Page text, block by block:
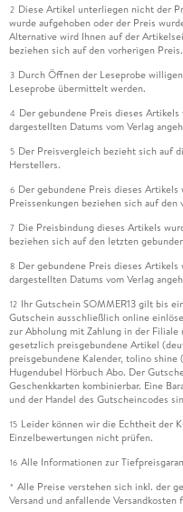
2 Diese Artikel unterliegen nicht der
wurde aufgehoben oder der Preis
Alternative wird Ihnen auf der
beziehen sich auf den vorherigen Preis.
3 Durch Öffnen der Leseprobe
Leseprobe übermittelt werden.
4 Der gebundene Preis dieses
dargestellten Datums vom Verlag
5 Der Preisvergleich bezieht sich auf
Herstellers.
6 Der gebundene Preis dieses Artikels
Preissenkungen beziehen sich auf den
7 Die Preisbindung dieses Artikels
beziehen sich auf den letzten
8 Der gebundene Preis dieses
dargestellten Datums vom Verlag
12 Ihr Gutschein SOMMER13 gilt bis
Gutschein ausschließlich online
zur Abholung mit Zahlung in der
gesetzlich preisgebundene Artikel
preisgebundene Kalender, tolino
Hugendubel Hörbuch Abo. Der
Geschenkkarten kombinierbar. Eine
und der Handel des Gutscheincodes
15 Leider können wir die Echtheit der
Einzelbewertungen nicht prüfen.
16 Alle Informationen zur
* Alle Preise verstehen sich inkl. der
Versand und anfallende Versandkosten